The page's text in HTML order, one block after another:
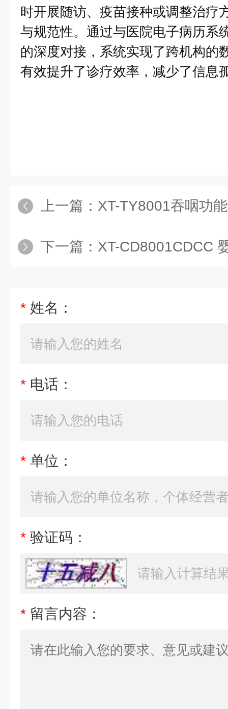
时开展随访、疫苗接种或调整治疗
与规范性。通过与医院电子病历系
的深度对接，系统实现了跨机构的
有效提升了诊疗效率，减少了信息
上一篇： XT-TY8001吞咽功
下一篇： XT-CD8001CDCC 婴
* 姓名：
* 电话：
* 单位：
* 验证码：
* 留言内容：